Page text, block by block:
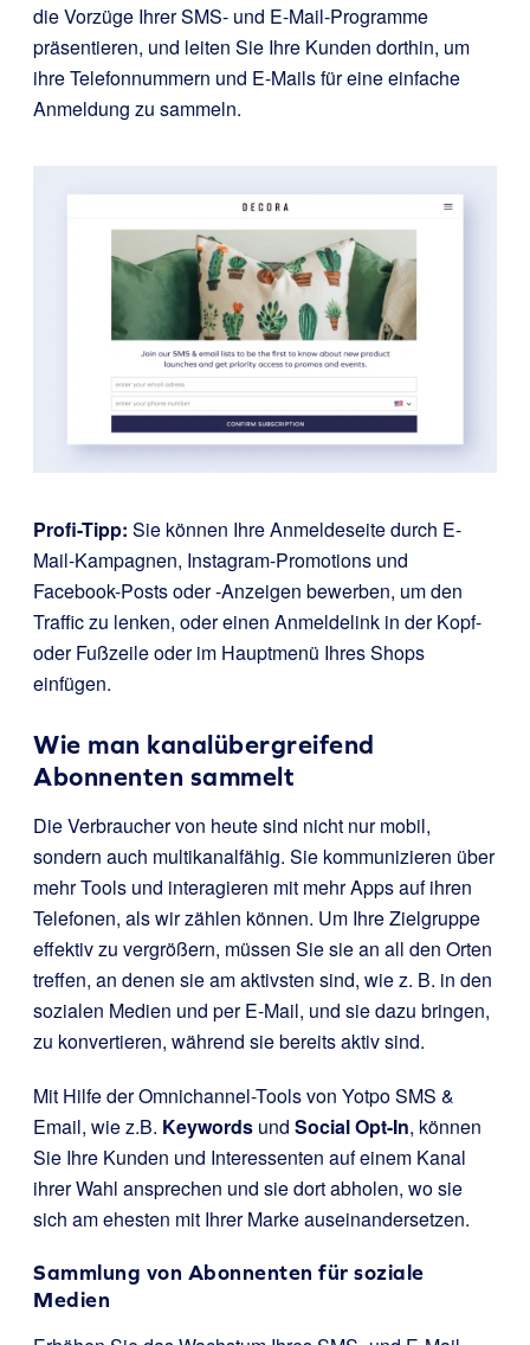
die Vorzüge Ihrer SMS- und E-Mail-Programme
präsentieren, und leiten Sie Ihre Kunden dorthin, um
ihre Telefonnummern und E-Mails für eine einfache
Anmeldung zu sammeln.
Profi-Tipp: Sie können Ihre Anmeldeseite durch E-
Mail-Kampagnen, Instagram-Promotions und
Facebook-Posts oder -Anzeigen bewerben, um den
Traffic zu lenken, oder einen Anmeldelink in der Kopf-
oder Fußzeile oder im Hauptmenü Ihres Shops
einfügen.
Wie man kanalübergreifend
Abonnenten sammelt
Die Verbraucher von heute sind nicht nur mobil,
sondern auch multikanalfähig. Sie kommunizieren über
mehr Tools und interagieren mit mehr Apps auf ihren
Telefonen, als wir zählen können. Um Ihre Zielgruppe
effektiv zu vergrößern, müssen Sie sie an all den Orten
treffen, an denen sie am aktivsten sind, wie z. B. in den
sozialen Medien und per E-Mail, und sie dazu bringen,
zu konvertieren, während sie bereits aktiv sind.
Mit Hilfe der Omnichannel-Tools von Yotpo SMS &
Email, wie z.B. Keywords und Social Opt-In, können
Sie Ihre Kunden und Interessenten auf einem Kanal
ihrer Wahl ansprechen und sie dort abholen, wo sie
sich am ehesten mit Ihrer Marke auseinandersetzen.
Sammlung von Abonnenten für soziale
Medien